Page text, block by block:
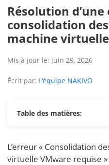
Résolution
consolidation
machine
Mis à jour le: juin 29, 2026
Écrit par: L'équipe NAKIVO
Table des matières:
L’erreur « Consolidation
virtuelle VMware requise